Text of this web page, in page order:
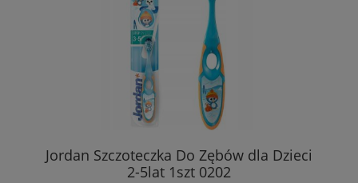
Jordan Szczoteczka Do Zębów dla Dzieci
2-5lat 1szt 0202